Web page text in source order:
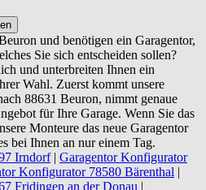
und benötigen ein Garagentor,
Sie sich entscheiden sollen?
und unterbreiten Ihnen ein
Wahl. Zuerst kommt unsere
88631 Beuron, nimmt genaue
für Ihre Garage. Wenn Sie das
Monteure das neue Garagentor
bei Ihnen an nur einem Tag.
Irndorf| Garagentor Konfigurator
Konfigurator 78580 Bärenthal |
Fridingen an der Donau |